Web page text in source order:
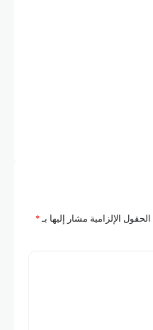
الحقول الإلزامية مشار إليها بـ*